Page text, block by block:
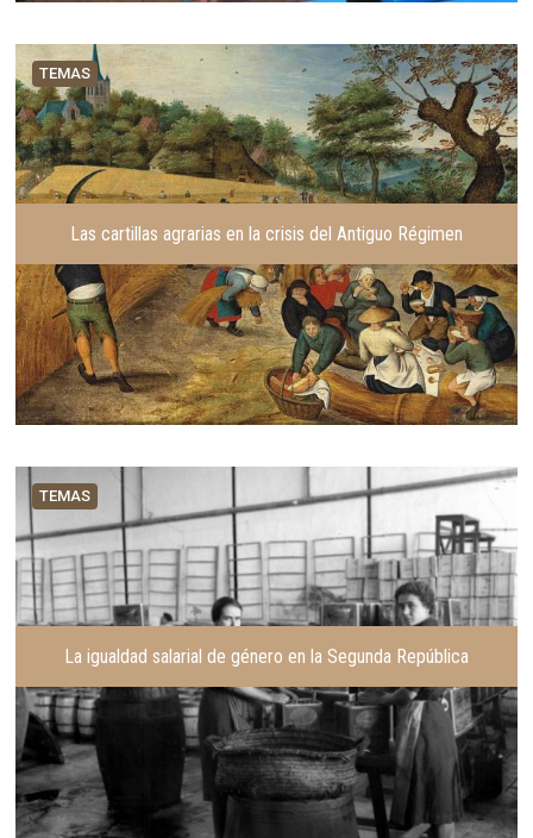
TEMAS
Las cartillas agrarias en la crisis del Antiguo Régimen
TEMAS
La igualdad salarial de género en la Segunda República